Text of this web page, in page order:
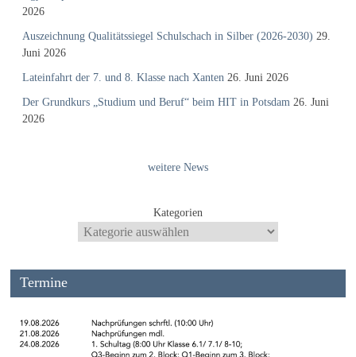
2026
Auszeichnung Qualitätssiegel Schulschach in Silber (2026-2030) 29.
Juni 2026
Lateinfahrt der 7. und 8. Klasse nach Xanten 26. Juni 2026
Der Grundkurs „Studium und Beruf“ beim HIT in Potsdam 26. Juni
2026
weitere News
Kategorien
Termine